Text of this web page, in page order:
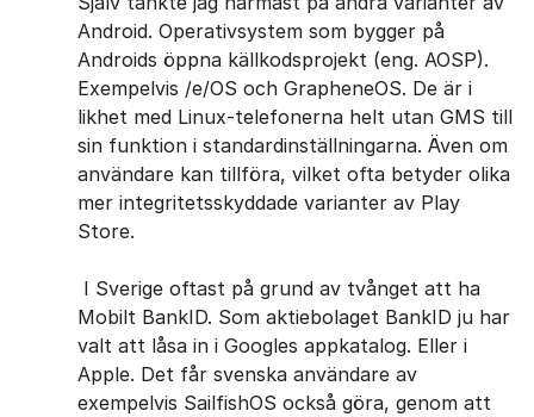
Android. Operativsystem som bygger på
Androids öppna källkodsprojekt (eng. AOSP).
Exempelvis /e/OS och GrapheneOS. De är ​i
likhet med Linux-telefonerna helt utan GMS till
sin funktion i standardinställningarna. Även om
användare kan tillföra, vilket ofta betyder olika
mer integritetsskyddade varianter av Play
Store.
I Sverige oftast på grund av tvånget att ha
Mobilt BankID. Som ​aktiebolaget BankID ju har
valt att låsa in ​i Googles appkatalog. Eller i
Apple. Det får svenska användare av ​
exempelvis SailfishOS också göra, genom att